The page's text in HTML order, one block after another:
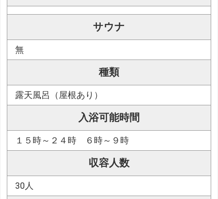
サウナ
無
種類
露天風呂（屋根あり）
入浴可能時間
１５時～２４時 ６時～９時
収容人数
30人